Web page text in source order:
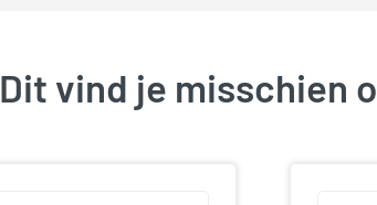
Dit vind je misschien